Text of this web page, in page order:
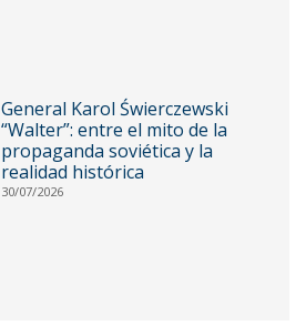
General Karol Świerczewski
“Walter”: entre el mito de la
propaganda soviética y la
realidad histórica
30/07/2026